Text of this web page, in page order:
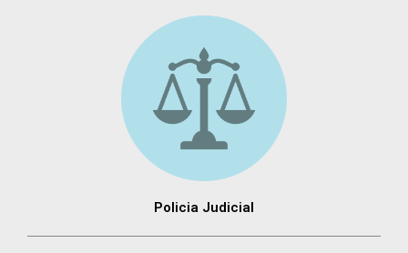
Policia Judicial